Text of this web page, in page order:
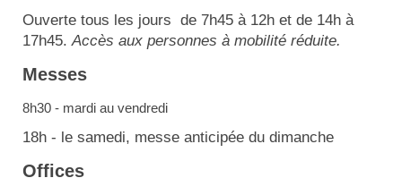
Ouverte tous les jours de 7h45 à 12h et de 14h à
17h45.Accès aux personnes à mobilité réduite.
Messes
8h30 - mardi au vendredi
18h - le samedi, messe anticipée du dimanche
Offices